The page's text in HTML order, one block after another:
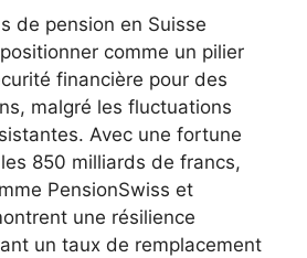
de pension en Suisse
comme un pilier
financière pour des
malgré les fluctuations
Avec une fortune
850 milliards de francs,
PensionSwiss et
une résilience
un taux de remplacement